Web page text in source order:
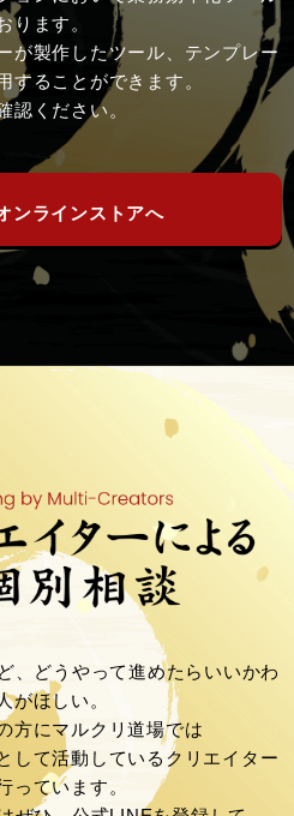
ります。
が製作したツール、テンプレー
することができます。
認ください。
ンラインストアへ
、どうやって進めたらいいかわ
がほしい。
方にマルクリ道場では
して活動しているクリエイター
っています。